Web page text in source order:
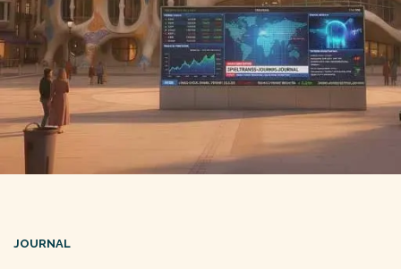
JOURNAL